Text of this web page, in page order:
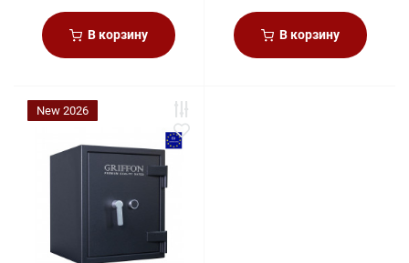
В корзину В корзину
New 2026